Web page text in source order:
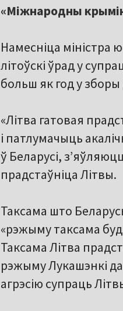
«Міжнародны
Намесніца міністра
літоўскі ўрад у
больш як год у
«Літва гатовая
і патлумачыць
ў Беларусі,
прадстаўніца Літвы.
Таксама што
«рэжыму таксама
Таксама Літва
рэжыму Лукашэнкі
агрэсію супраць